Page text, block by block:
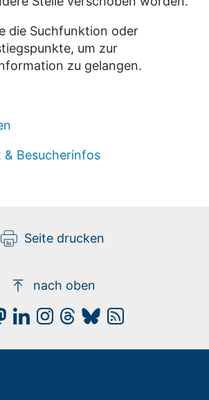
die Suchfunktion oder
um zur
zu gelangen.
& Besucherinfos
Seite drucken
nach oben